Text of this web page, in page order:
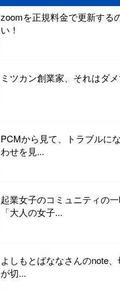
zoomを正規料金で更新する
い！
ミツカン創業家、それはダメ
PCMから見て、トラブルに
わせを見...
起業女子のコミュニティの
「大人の女子...
よしもとばななさんのnote
が切...